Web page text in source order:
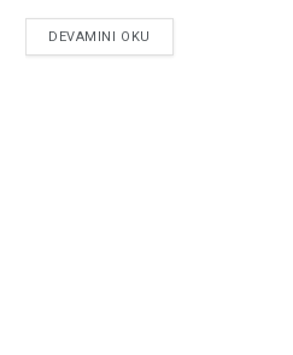
DEVAMINI OKU